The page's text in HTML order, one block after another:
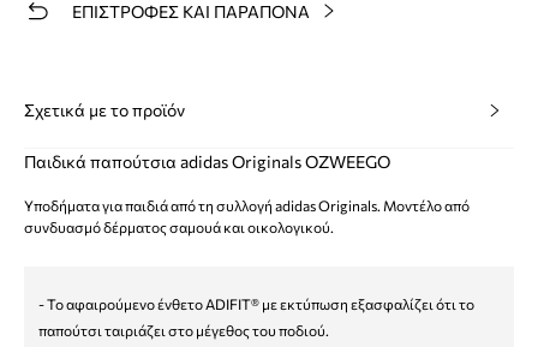
ΕΠΙΣΤΡΟΦΕΣ ΚΑΙ ΠΑΡΑΠΟΝΑ
Σχετικά με το προϊόν
Παιδικά παπούτσια adidas Originals OZWEEGO
Υποδήματα για παιδιά από τη συλλογή adidas Originals. Μοντέλο από
συνδυασμό δέρματος σαμουά και οικολογικού.
- Το αφαιρούμενο ένθετο ADIFIT® με εκτύπωση εξασφαλίζει ότι το
παπούτσι ταιριάζει στο μέγεθος του ποδιού.